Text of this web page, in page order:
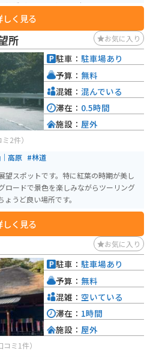
雄橋（おんばし）の迫力に圧倒されま
しく見る
所 お気に入り
ミ2件）
高原 #林道
望スポットです。特に紅葉の時期が美し
ロードで景色を楽しみながらツーリング
うど良い場所です。
しく見る
駐車： 駐車場あり
予算： 無料
混雑： 混んでいる
滞在： 0.5時間
施設： 屋外
お気に入り
コミ1件）
駐車： 駐車場あり
予算： 無料
混雑： 空いている
滞在： 1時間
施設： 屋外